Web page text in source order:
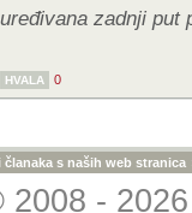
ljudske
fascinantno.
Mjenjaš temu
kupujemo je
kad pogledaš
zadnji put
HVALA 0
članaka s naših web stranica
-